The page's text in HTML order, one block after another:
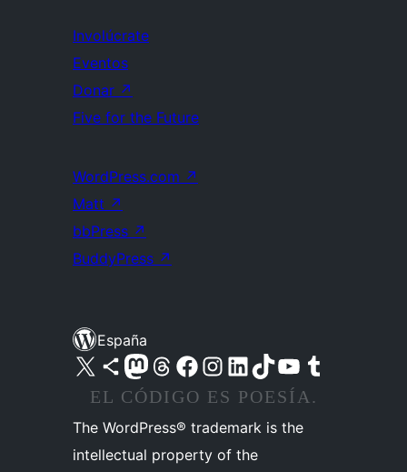
Involúcrate
Eventos
Donar ↗
Five for the Future
WordPress.com ↗
Matt ↗
bbPress ↗
BuddyPress ↗
España
Visita nuestra cuenta de X (anteriormente Twitter)
Visita nuestra cuenta de Bluesky
Visita nuestra cuenta de Mastodon
Visita nuestra cuenta de Threads
Visita nuestra página de Facebook
Visita nuestra cuenta de Instagram
Visita nuestra cuenta de LinkedIn
Visita nuestra cuenta de TikTok
Visita nuestro canal de YouTube
Visita nuestra cuenta de Tumblr
EL CÓDIGO ES POESÍA.
The WordPress® trademark is the
intellectual property of the